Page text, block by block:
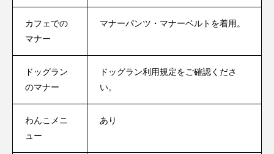
カフェでの
マナー
マナーパンツ・マナーベルトを着用。
ドッグラン
のマナー
ドッグラン利用規定をご確認くださ
い。
わんこメニ
ュー
あり